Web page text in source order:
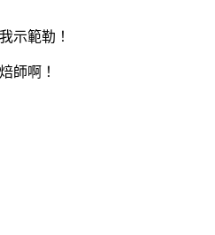
示範勒！
師啊！